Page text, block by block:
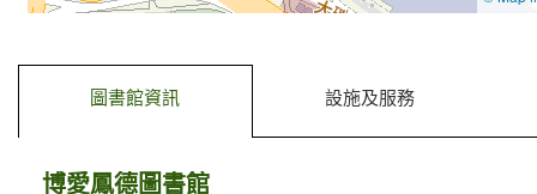
圖書館資訊 設施及服務
博愛鳳德圖書館